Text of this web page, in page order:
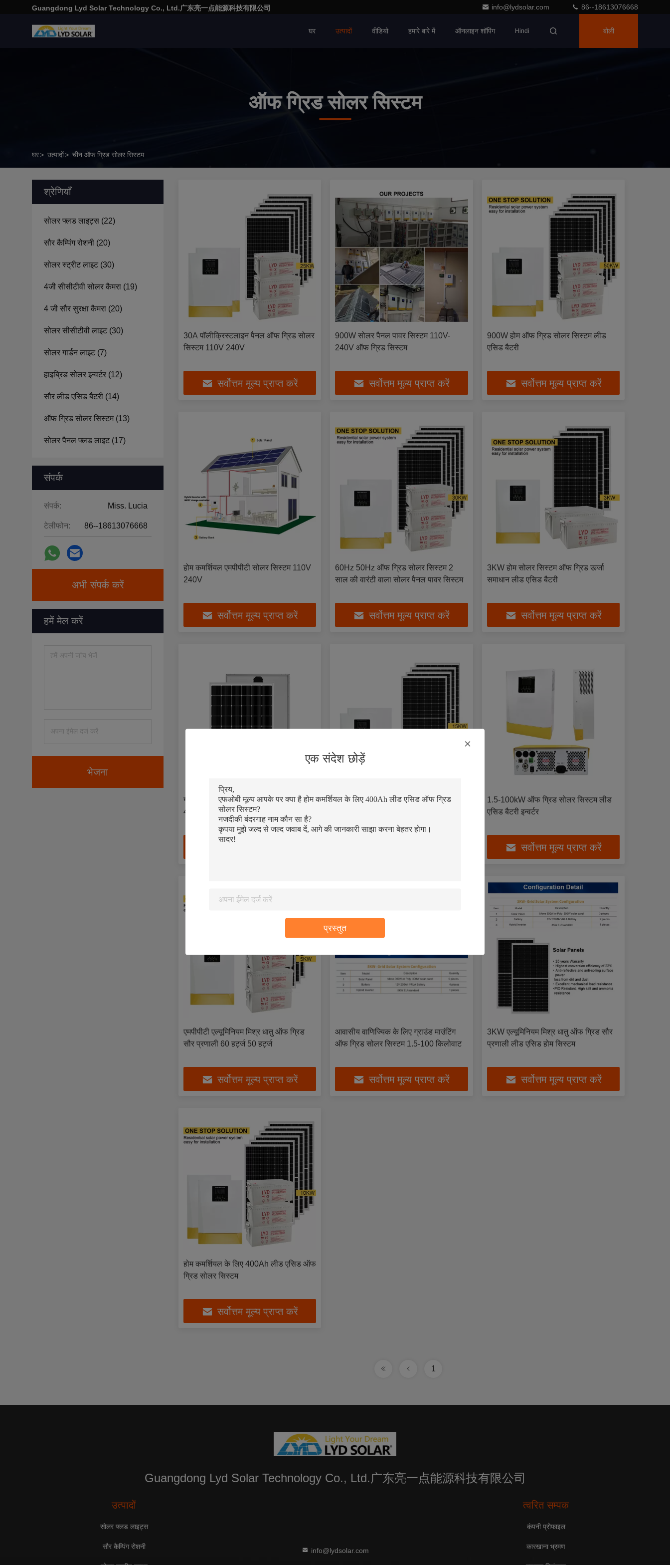
एक संदेश छोड़ें
प्रस्तुत
Guangdong Lyd Solar Technology Co., Ltd.广东亮一点能源科技有限公司 info@lydsolar.com 86--18613076668
घर उत्पादों वीडियो हमारे बारे में ऑनलाइन शॉपिंग Hindi बोली
ऑफ ग्रिड सोलर सिस्टम
घर> उत्पादों> चीन ऑफ ग्रिड सोलर सिस्टम
श्रेणियाँ
सोलर फ्लड लाइट्स (22)
सौर कैम्पिंग रोशनी (20)
सोलर स्ट्रीट लाइट(30)
4जी सीसीटीवी सोलर कैमरा (19)
4 जी सौर सुरक्षा कैमरा (20)
सोलर सीसीटीवी लाइट(30)
सोलर गार्डन लाइट(7)
हाइब्रिड सोलर इन्वर्टर (12)
सौर लीड एसिड बैटरी (14)
ऑफ ग्रिड सोलर सिस्टम(13)
सोलर पैनल फ्लड लाइट(17)
संपर्क
संपर्क: Miss. Lucia
टेलीफोन: 86--18613076668
अभी संपर्क करें
हमें मेल करें
भेजना
30A पॉलीक्रिस्टलाइन पैनल ऑफ ग्रिड सोलर
सिस्टम 110V 240V
सर्वोत्तम मूल्य प्राप्त करें
900W सोलर पैनल पावर सिस्टम 110V-
240V ऑफ ग्रिड सिस्टम
सर्वोत्तम मूल्य प्राप्त करें
900W होम ऑफ ग्रिड सोलर सिस्टम लीड
एसिड बैटरी
सर्वोत्तम मूल्य प्राप्त करें
होम कमर्शियल एमपीपीटी सोलर सिस्टम 110V
240V
सर्वोत्तम मूल्य प्राप्त करें
60Hz 50Hz ऑफ ग्रिड सोलर सिस्टम 2
साल की वारंटी वाला सोलर पैनल पावर सिस्टम
सर्वोत्तम मूल्य प्राप्त करें
3KW होम सोलर सिस्टम ऑफ ग्रिड ऊर्जा
समाधान लीड एसिड बैटरी
सर्वोत्तम मूल्य प्राप्त करें
ग्राउंड माउंटिंग ऑफ ग्रिड सोलर सिस्टम
400Ah बैटरी क्षमता
आवासीय सौर ऊर्जा प्रणाली लीड एसिड बैटरी
1.5-100kW ऑफ ग्रिड सोलर सिस्टम लीड
एसिड बैटरी इन्वर्टर
सर्वोत्तम मूल्य प्राप्त करें
एमपीपीटी एल्यूमिनियम मिश्र धातु ऑफ ग्रिड
सौर प्रणाली 60 हर्ट्ज 50 हर्ट्ज
सर्वोत्तम मूल्य प्राप्त करें
आवासीय वाणिज्यिक के लिए ग्राउंड माउंटिंग
ऑफ ग्रिड सोलर सिस्टम 1.5-100 किलोवाट
सर्वोत्तम मूल्य प्राप्त करें
3KW एल्यूमिनियम मिश्र धातु ऑफ ग्रिड सौर
प्रणाली लीड एसिड होम सिस्टम
सर्वोत्तम मूल्य प्राप्त करें
होम कमर्शियल के लिए 400Ah लीड एसिड ऑफ
ग्रिड सोलर सिस्टम
सर्वोत्तम मूल्य प्राप्त करें
1
Guangdong Lyd Solar Technology Co., Ltd.广东亮一点能源科技有限公司
उत्पादों
सोलर फ्लड लाइट्स
सौर कैम्पिंग रोशनी info@lydsolar.com
त्वरित सम्पक
कंपनी प्रोफाइल
कारखाना भ्रमण